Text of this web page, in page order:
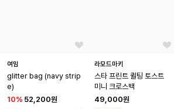
여밈
glitter bag (navy strip
e)
10% 52,200원
라모드마키
스타 프린트 퀼팅 토스트
미니 크로스백
49,000원